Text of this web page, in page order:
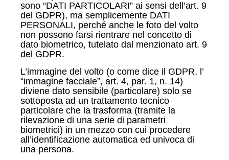
sono “DATI PARTICOLARI” ai sensi dell’art. 9
del GDPR), ma semplicemente DATI
PERSONALI, perché anche le foto del volto
non possono farsi rientrare nel concetto di
dato biometrico, tutelato dal menzionato art. 9
del GDPR.
L’immagine del volto (o come dice il GDPR, l’
“immagine facciale”, art. 4, par. 1, n. 14)
diviene dato sensibile (particolare) solo se
sottoposta ad un trattamento tecnico
particolare che la trasforma (tramite la
rilevazione di una serie di parametri
biometrici) in un mezzo con cui procedere
all’identificazione automatica ed univoca di
una persona.